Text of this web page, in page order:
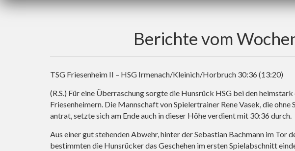
Berichte vom
TSG Friesenheim II – HSG Irmenach/Kleinich/Horbruch 30:36 (13:20)
(R.S.) Für eine Überraschung sorgte die Hunsrück HSG bei den
Friesenheimern. Die Mannschaft von Spielertrainer Rene Vasek, die ohne
antrat, setzte sich am Ende auch in dieser Höhe verdient mit 30:36 durch.
Aus einer gut stehenden Abwehr, hinter der Sebastian Bachmann im Tor
bestimmten die Hunsrücker das Geschehen im ersten Spielabschnitt